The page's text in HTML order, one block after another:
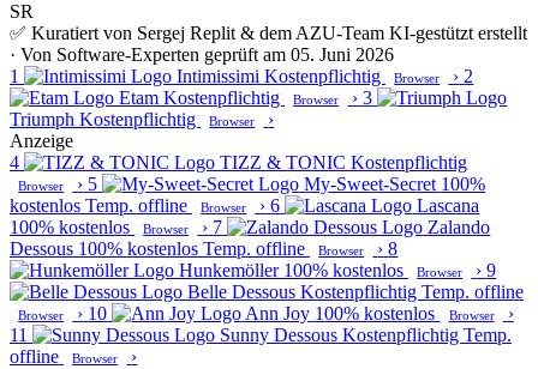
SR
✅ Kuratiert von Sergej Replit & dem AZU-Team KI-gestützt erstellt
· Von Software-Experten geprüft am 05. Juni 2026
1
Intimissimi Kostenpflichtig Browser › 2
Etam Kostenpflichtig Browser › 3
Triumph Kostenpflichtig Browser
›
Anzeige
4
TIZZ & TONIC Kostenpflichtig
Browser › 5 My-Sweet-Secret 100%
kostenlos Temp. offline Browser › 6
Lascana
100% kostenlos
Browser › 7
Zalando
Dessous 100% kostenlos Temp. offline Browser › 8
Hunkemöller 100% kostenlos Browser › 9
Belle Dessous Kostenpflichtig Temp. offline
Browser › 10 Ann Joy 100% kostenlos Browser
›
11
Sunny Dessous Kostenpflichtig Temp.
offline
Browser ›